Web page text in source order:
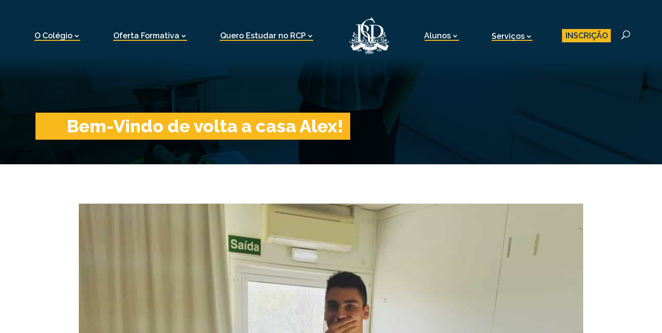
O Colégio Oferta Formativa Quero Estudar no RCP Alunos Serviços INSCRIÇÃO
Bem-Vindo de volta a casa Alex!